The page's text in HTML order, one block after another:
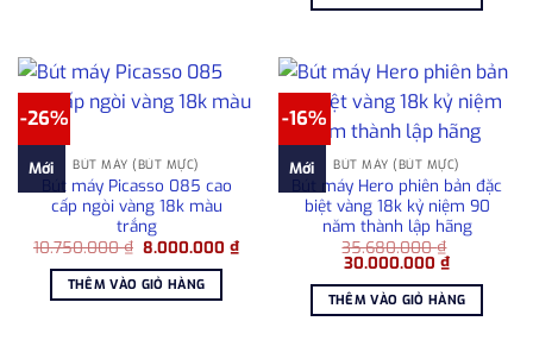
-26%
Mới BÚT MÁY (BÚT MỰC)
Bút máy Picasso 085 cao
cấp ngòi vàng 18k màu
trắng
10.750.000₫ Giá
là:
10.750.000 ₫.
8.000.000₫Giá
8.000.000 ₫.
THÊM VÀO GIỎ HÀNG
-16%
Mới BÚT MÁY (BÚT MỰC)
Bút máy Hero phiên bản đặc
biệt vàng 18k kỷ niệm 90
năm thành lập hãng
35.680.000₫
Giá
là:
35.680.000 ₫.
30.000.000 ₫Giá
tại
là:
THÊM VÀO GIỎ HÀNG